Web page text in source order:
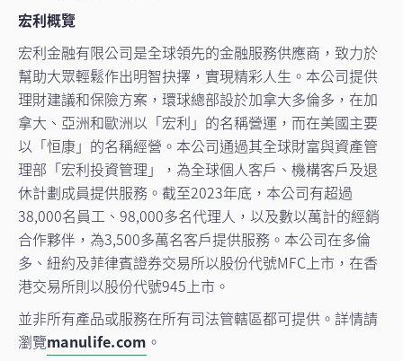
宏利概覽
宏利金融有限公司是全球領先的金融服務供應商，致力於
幫助大眾輕鬆作出明智抉擇，實現精彩人生。本公司提供
理財建議和保險方案，環球總部設於加拿大多倫多，在加
拿大、亞洲和歐洲以「宏利」的名稱營運，而在美國主要
以「恒康」的名稱經營。本公司通過其全球財富與資產管
理部「宏利投資管理」，為全球個人客戶、機構客戶及退
休計劃成員提供服務。截至2023年底，本公司有超過
38,000名員工、98,000多名代理人，以及數以萬計的經銷
合作夥伴，為3,500多萬名客戶提供服務。本公司在多倫
多、紐約及菲律賓證券交易所以股份代號MFC上市，在香
港交易所則以股份代號945上市。
並非所有產品或服務在所有司法管轄區都可提供。詳情請
瀏覽manulife.com 。